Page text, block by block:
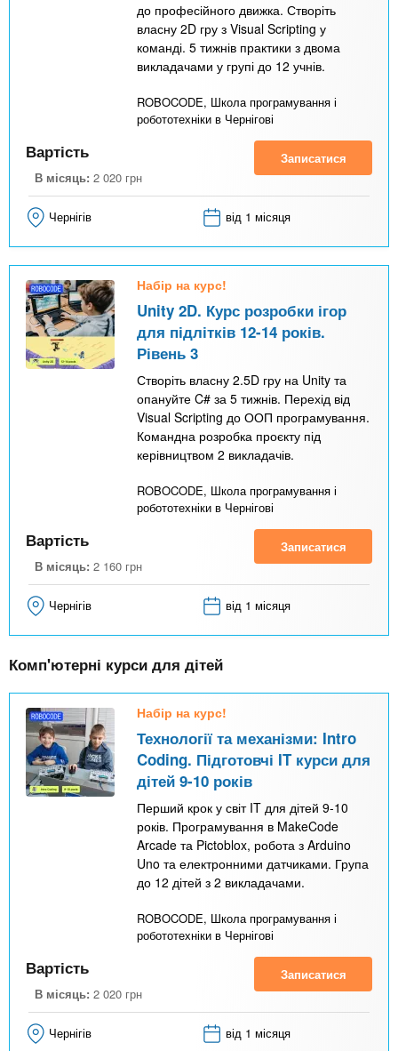
до професійного движка. Створіть
власну 2D гру з Visual Scripting у
команді. 5 тижнів практики з двома
викладачами у групі до 12 учнів.
ROBOCODE, Школа програмування і
робототехніки в Чернігові
Вартість
В місяць: 2 020 грн
Записатися
Чернігів від 1 місяця
Набір на курс!
Unity 2D. Курс розробки ігор
для підлітків 12-14 років.
Рівень 3
Створіть власну 2.5D гру на Unity та
опануйте C# за 5 тижнів. Перехід від
Visual Scripting до ООП програмування.
Командна розробка проєкту під
керівництвом 2 викладачів.
ROBOCODE, Школа програмування і
робототехніки в Чернігові
Вартість
В місяць: 2 160 грн
Записатися
Чернігів від 1 місяця
Комп'ютерні курси для дітей
Набір на курс!
Технології та механізми: Intro
Coding. Підготовчі IT курси для
дітей 9-10 років
Перший крок у світ IT для дітей 9-10
років. Програмування в MakeCode
Arcade та Pictoblox, робота з Arduino
Uno та електронними датчиками. Група
до 12 дітей з 2 викладачами.
ROBOCODE, Школа програмування і
робототехніки в Чернігові
Вартість
В місяць: 2 020 грн
Записатися
Чернігів від 1 місяця